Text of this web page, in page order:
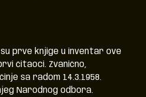
su prve knjige u inventar ove
čitaoci. Zvanično,
sa radom 14.3.1958.
Narodnog odbora.